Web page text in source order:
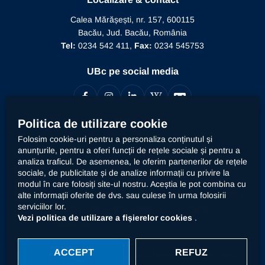
Relații internaționale
Informații de interes public
Documente interne
Recunoaștere conducător doctorat
Calea Mărășești, nr. 157, 600115
Bacău, Jud. Bacău, România
Tel: 0234 542 411, Fax: 0234 545753
UBc pe social media
Contact
Universitatea „Vasile Alecsandri” din Bacău prelucrează
datele dumneavoastră cu caracter personal, respectiv
imaginea prin mijloace automatizate. Accesațideclarația
privind prelucrarea datelor cu caracter
personal
© 2026 Universitatea „Vasile Alecsandri” din Bacău.
Politica de utilizare cookie
Folosim cookie-uri pentru a personaliza conținutul și
anunțurile, pentru a oferi funcții de rețele sociale și pentru a
analiza traficul. De asemenea, le oferim partenerilor de rețele
sociale, de publicitate și de analize informații cu privire la
modul în care folosiți site-ul nostru. Aceștia le pot combina cu
alte informații oferite de dvs. sau culese în urma folosirii
serviciilor lor.
Vezi politica de utilizare a fișierelor cookies .
ACCEPT REFUZ